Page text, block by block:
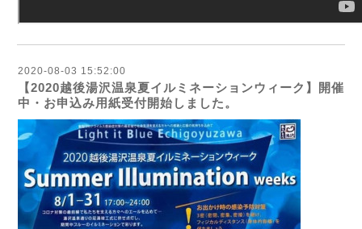
2020-08-03 15:52:00
【2020越後湯沢温泉夏イルミネーションウィーク】開催
中・お申込み用紙受付開始しました。